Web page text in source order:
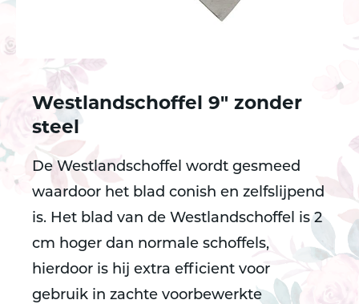
Westlandschoffel 9" zonder
steel
De Westlandschoffel wordt gesmeed
waardoor het blad conish en zelfslijpend
is. Het blad van de Westlandschoffel is 2
cm hoger dan normale schoffels,
hierdoor is hij extra efficient voor
gebruik in zachte voorbewerkte